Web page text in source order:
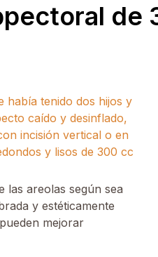
de
había tenido dos hijos y
caído y desinflado,
incisión vertical o en
y lisos de 300 cc
las areolas según sea
y estéticamente
mejorar